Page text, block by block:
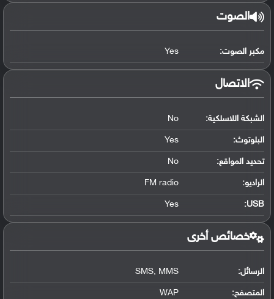
الصوت
مكبر الصوت: Yes
الاتصال
الشبكة اللاسلكية: No
البلوتوث:
Yes
تحديد المواقع:
No
الراديو: FM radio
USB
:
Yes
خصائص أخرى
الرسائل: SMS, MMS
المتصفح: WAP